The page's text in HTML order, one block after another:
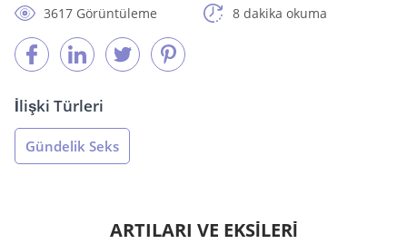
3617 Görüntüleme
8 dakika okuma
İlişki Türleri
Gündelik Seks
ARTILARI VE EKSİLERİ